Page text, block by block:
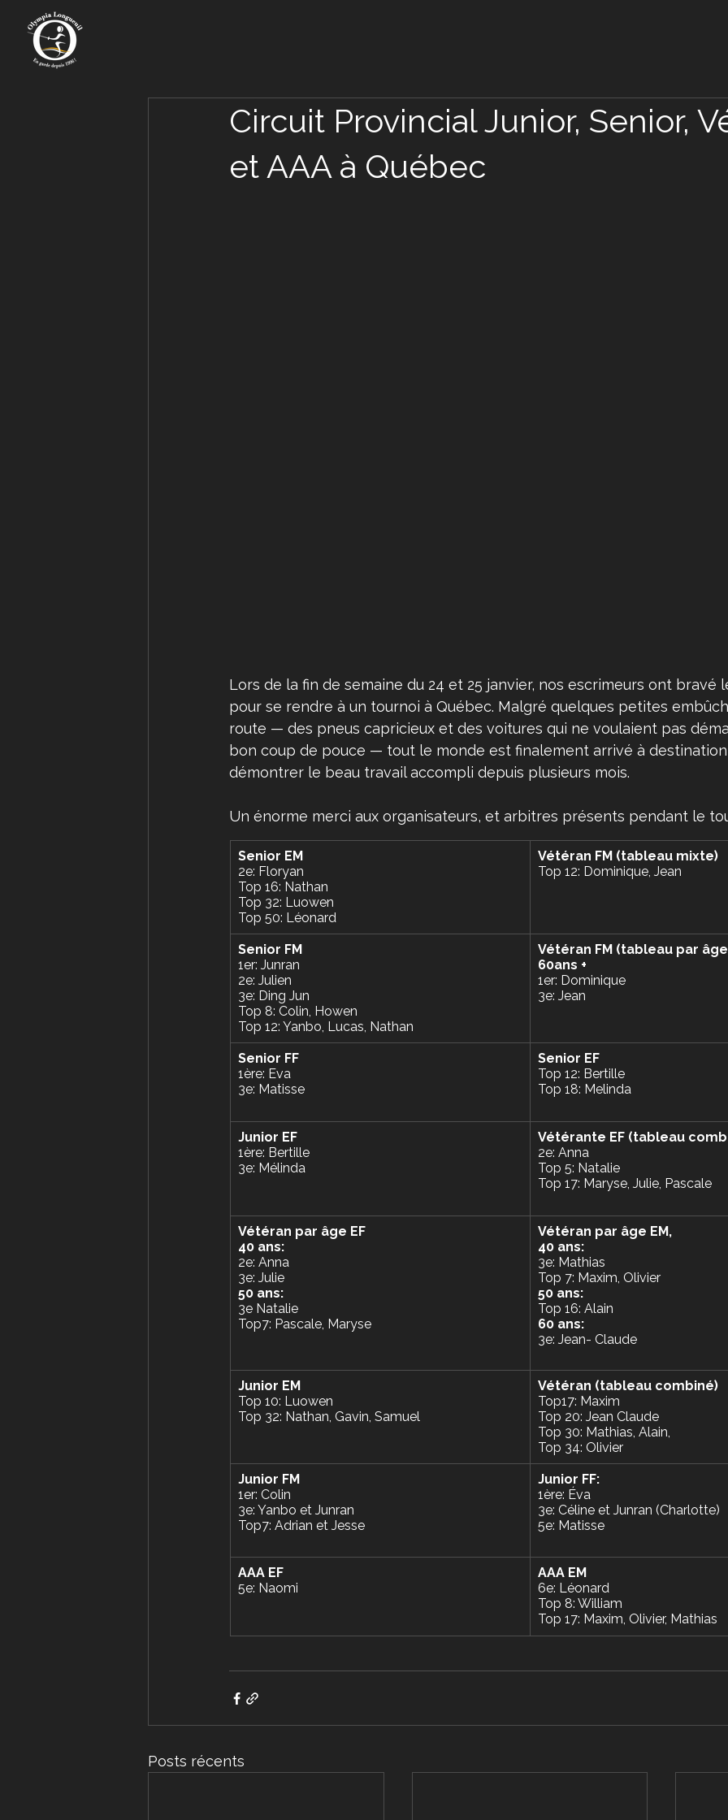
Circuit Provincial Junior, Senior,
et AAA à Québec
Lors de la fin de semaine du 24 et 25 janvier, nos escrimeurs ont
pour se rendre à un tournoi à Québec. Malgré quelques petites
route — des pneus capricieux et des voitures qui ne voulaient pas
bon coup de pouce — tout le monde est finalement arrivé à
démontrer le beau travail accompli depuis plusieurs mois.
Un énorme merci aux organisateurs, et arbitres présents pendant le
Senior EM
2e: Floryan
Top 16: Nathan
Top 32: Luowen
Top 50: Léonard
Vétéran FM (tableau mixte)
Top 12: Dominique, Jean
Senior FM
1er: Junran
2e: Julien
3e: Ding Jun
Top 8: Colin, Howen
Top 12: Yanbo, Lucas, Nathan
Vétéran FM (tableau par
60ans +
1er: Dominique
3e: Jean
Senior FF
1ère: Eva
3e: Matisse
Senior EF
Top 12: Bertille
Top 18: Melinda
Junior EF
1ère: Bertille
3e: Mélinda
Vétérante EF (tableau
2e: Anna
Top 5: Natalie
Top 17: Maryse, Julie, Pascale
Vétéran par âge EF
40 ans:
2e: Anna
3e: Julie
50 ans:
3e Natalie
Top7: Pascale, Maryse
Vétéran par âge EM,
40 ans:
3e: Mathias
Top 7: Maxim, Olivier
50 ans:
Top 16: Alain
60 ans:
3e: Jean- Claude
Junior EM
Top 10: Luowen
Top 32: Nathan, Gavin, Samuel
Vétéran (tableau combiné)
Top17: Maxim
Top 20: Jean Claude
Top 30: Mathias, Alain,
Top 34: Olivier
Junior FM
1er: Colin
3e: Yanbo et Junran
Top7: Adrian et Jesse
Junior FF:
1ère: Éva
3e: Céline et Junran (Charlotte)
5e: Matisse
AAA EF
5e: Naomi
AAA EM
6e: Léonard
Top 8: William
Top 17: Maxim, Olivier, Mathias
Posts récents